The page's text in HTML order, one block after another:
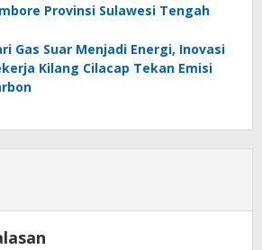
Provinsi Sulawesi Tengah
Gas Suar Menjadi Energi, Inovasi
Kilang Cilacap Tekan Emisi